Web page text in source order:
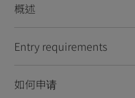
概述
Entry requirements
如何申请